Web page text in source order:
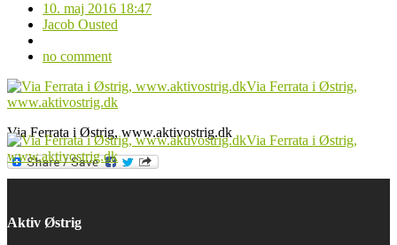
10. maj 2016 18:47
Jacob Ousted
no comment
Via Ferrata i Østrig, www.aktivostrig.dk
Aktiv Østrig